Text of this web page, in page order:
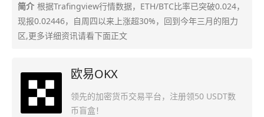
简介 根据Trafingview行情数据，ETH/BTC比率已突破0.024，
现报0.02446，自周四以来上涨超30%，回到今年三月的阻力
区,更多详细资讯请看下面正文
欧易OKX
领先的加密货币交易平台，注册领50 USDT数
币盲盒！